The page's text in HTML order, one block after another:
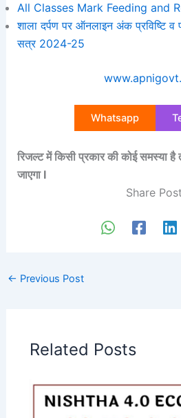
All Classes Mark Feeding and
शाला दर्पण पर ऑनलाइन अंक प्रविष्टि व
सत्र 2024-25
Whatsapp
रिजल्ट में किसी प्रकार की कोई समस्या है
जाएगा I
Share Post
← Previous Post
Related Posts